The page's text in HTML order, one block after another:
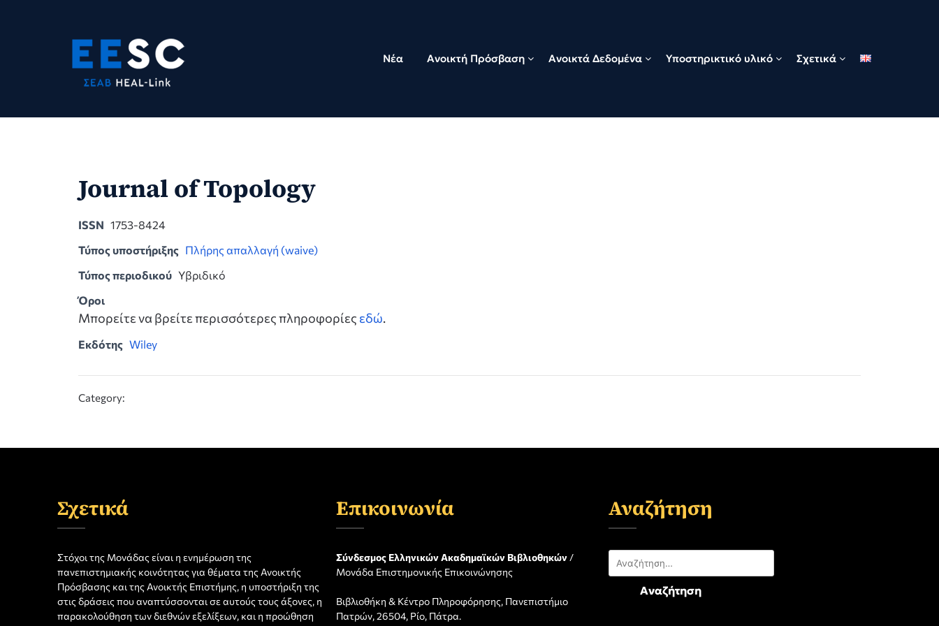
Νέα Ανοικτή Πρόσβαση Ανοικτά Δεδομένα Υποστηρικτικό υλικό Σχετικά
Journal of Topology
ISSN 1753-8424
Τύπος υποστήριξης Πλήρης απαλλαγή (waive)
Τύπος περιοδικού Υβριδικό
Όροι
Μπορείτε να βρείτε περισσότερες πληροφορίες εδώ.
Εκδότης Wiley
Category:
Σχετικά
Στόχοι της Μονάδας είναι η ενημέρωση της
πανεπιστημιακής κοινότητας για θέματα της Ανοικτής
Πρόσβασης και της Ανοικτής Επιστήμης, η υποστήριξη της
στις δράσεις που αναπτύσσονται σε αυτούς τους άξονες, η
παρακολούθηση των διεθνών εξελίξεων, και η προώθηση
Επικοινωνία
Σύνδεσμος Ελληνικών Ακαδημαϊκών Βιβλιοθηκών /
Μονάδα Επιστημονικής Επικοινώνησης
Βιβλιοθήκη & Κέντρο Πληροφόρησης, Πανεπιστήμιο
Πατρών, 26504, Ρίο, Πάτρα.
Αναζήτηση
Αναζήτηση
για: